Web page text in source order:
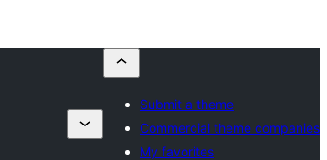
Submit a theme
Commercial theme companies
My favorites